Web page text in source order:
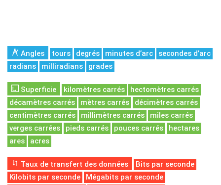
Angles tours degrés minutes d’arc
secondes d’arc
radians
milliradians grades
Superficie kilomètres carrés
hectomètres carrés
décamètres carrés
mètres carrés
décimètres carrés
centimètres carrés
millimètres carrés
miles carrés
verges carrées
pieds carrés pouces carrés
hectares
ares
acres
Taux de transfert des données
Bits par seconde
Kilobits par seconde
Mégabits par seconde